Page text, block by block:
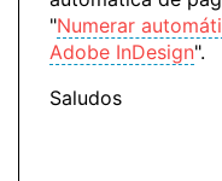
"Numerar
Adobe InDesign".
Saludos